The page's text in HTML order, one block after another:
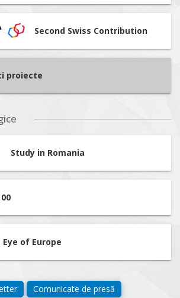
Second Swiss Contribution
proiecte
Study in Romania
Eye of Europe
Comunicate de presă